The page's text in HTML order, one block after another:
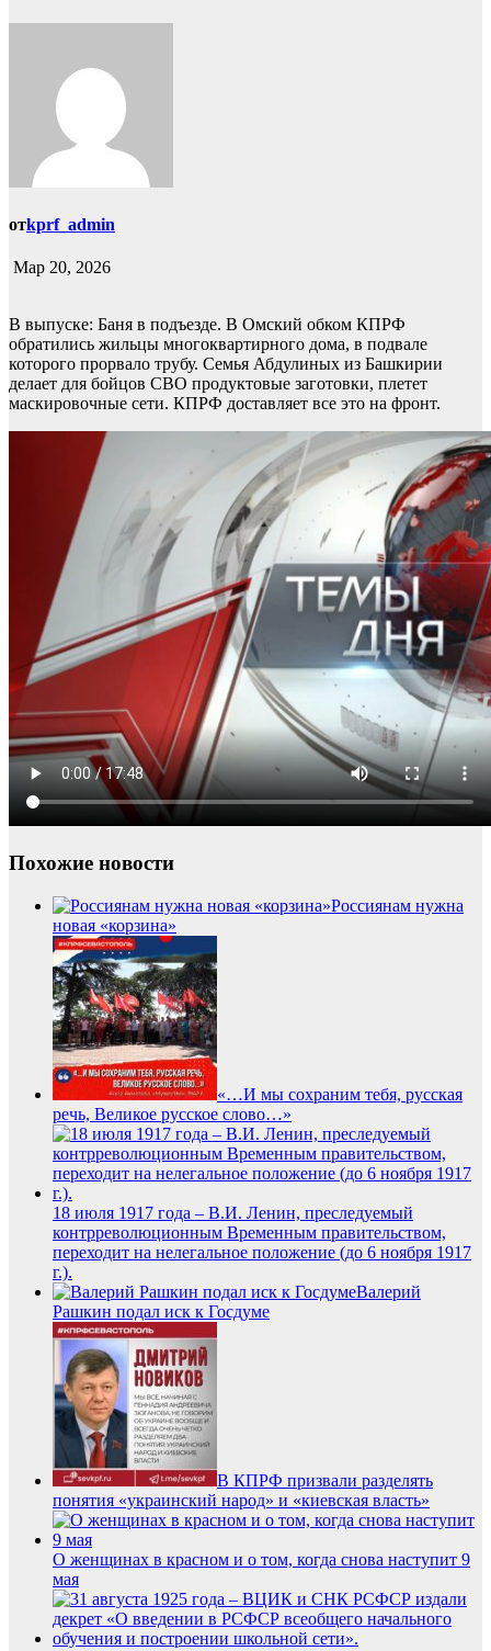
отkprf_admin
Мар 20, 2026
В выпуске: Баня в подъезде. В Омский обком КПРФ
обратились жильцы многоквартирного дома, в подвале
которого прорвало трубу. Семья Абдулиных из Башкирии
делает для бойцов СВО продуктовые заготовки, плетет
маскировочные сети. КПРФ доставляет все это на фронт.
Похожие новости
Россиянам нужна
новая «корзина»
«…И мы сохраним тебя, русская
речь, Великое русское слово…»
18 июля 1917 года – В.И. Ленин, преследуемый
контрреволюционным Временным правительством,
переходит на нелегальное положение (до 6 ноября 1917
г.).
Валерий
Рашкин подал иск к Госдуме
В КПРФ призвали разделять
понятия «украинский народ» и «киевская власть»
О женщинах в красном и о том, когда снова наступит 9
мая